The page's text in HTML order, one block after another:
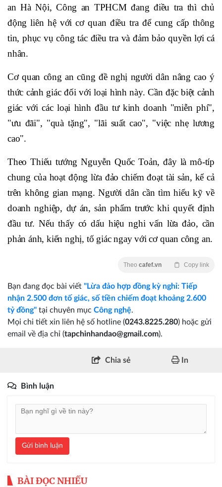
an Hà Nội, Công an TPHCM đang điều tra thì chủ
động liên hệ với cơ quan điều tra để cung cấp thông
tin, phục vụ công tác điều tra và đảm bảo quyền lợi cá
nhân.
Cơ quan công an cũng đề nghị người dân nâng cao ý
thức cảnh giác đối với loại hình này. Cần đặc biệt cảnh
giác với các loại hình đầu tư kinh doanh "miễn phí",
"ưu đãi", "quà tặng", "lãi suất cao", "việc nhẹ lương
cao".
Theo Thiếu tướng Nguyễn Quốc Toản, đây là mô-típ
chung của hoạt động lừa đảo chiếm đoạt tài sản, kể cả
trên không gian mạng. Người dân cần tìm hiểu kỹ về
doanh nghiệp, dự án, sản phẩm trước khi quyết định
đầu tư. Nếu thấy có dấu hiệu nghi vấn lừa đảo, cần
phản ánh, kiến nghị, tố giác ngay với cơ quan công an.
Theo cafef.vn Copy link
Bạn đang đọc bài viết "Lừa đảo hợp đồng kỳ nghỉ: Tiếp
nhận 2.500 đơn tố giác, số tiền chiếm đoạt khoảng 2.600
tỷ đồng" tại chuyên mục Công nghệ.
Mọi chi tiết xin liên hệ số hotline (0243.8225.280) hoặc gửi
email về địa chỉ (tapchinhandao@gmail.com).
Chia sẻ In
Bình luận
Gửi bình luận
BÀI ĐỌC NHIỀU